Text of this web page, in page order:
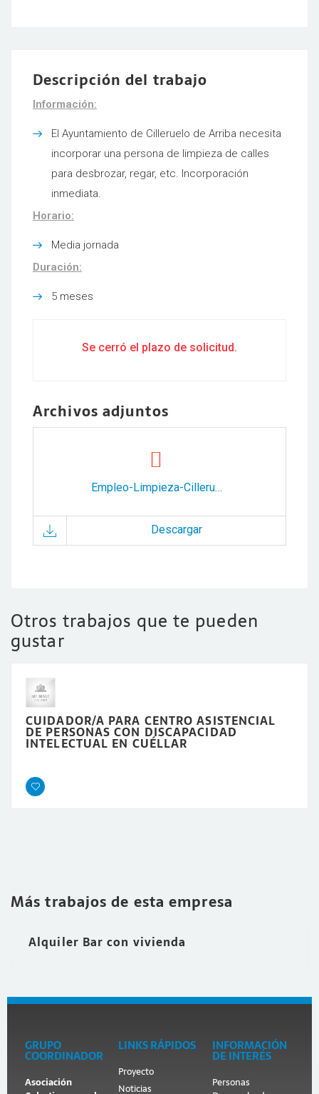
Descripción del trabajo
Información:
El Ayuntamiento de Cilleruelo de Arriba necesita
incorporar una persona de limpieza de calles
para desbrozar, regar, etc. Incorporación
inmediata.
Horario:
Media jornada
Duración:
5 meses
Se cerró el plazo de solicitud.
Archivos adjuntos
Empleo-Limpieza-Cilleruelo-Arriba-Adecoar.pdf
Descargar
Otros trabajos que te pueden
gustar
CUIDADOR/A PARA CENTRO ASISTENCIAL
DE PERSONAS CON DISCAPACIDAD
INTELECTUAL EN CUÉLLAR
Más trabajos de esta empresa
Alquiler Bar con vivienda
GRUPO
COORDINADOR
Asociación
LINKS RÁPIDOS
Proyecto
Noticias
INFORMACIÓN
DE INTERÉS
Personas